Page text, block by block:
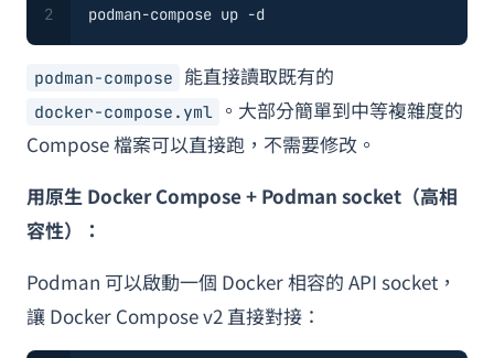
2
podman-compose up -d
podman-compose 能直接讀取既有的
docker-compose.yml
。大部分簡單到中等複雜度的
Compose 檔案可以直接跑，不需要修改。
用原生 Docker Compose + Podman socket（高相
容性）：
Podman 可以啟動一個 Docker 相容的 API socket，
讓 Docker Compose v2 直接對接：